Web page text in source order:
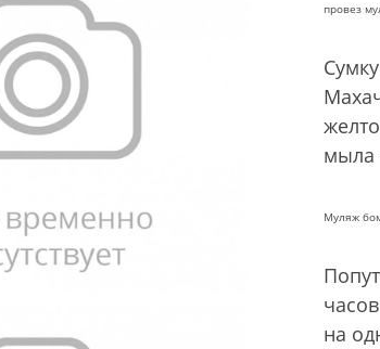
провез
мыла
Муляж
на